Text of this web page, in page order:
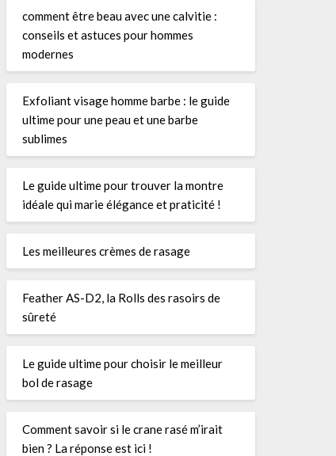
comment être beau avec une calvitie :
conseils et astuces pour hommes
modernes
Exfoliant visage homme barbe : le guide
ultime pour une peau et une barbe
sublimes
Le guide ultime pour trouver la montre
idéale qui marie élégance et praticité !
Les meilleures crèmes de rasage
Feather AS-D2, la Rolls des rasoirs de
sûreté
Le guide ultime pour choisir le meilleur
bol de rasage
Comment savoir si le crane rasé m’irait
bien ? La réponse est ici !